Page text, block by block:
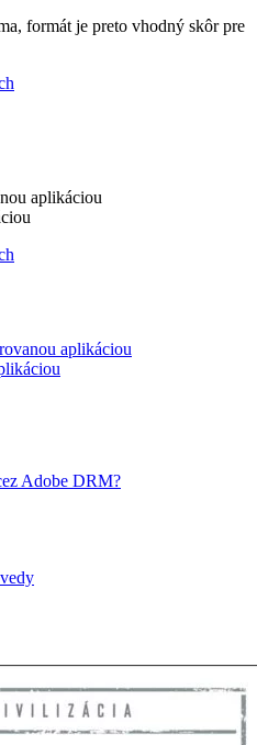
formát je preto vhodný skôr pre
aplikáciou
aplikáciou
Adobe DRM?